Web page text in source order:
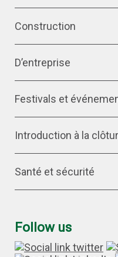
Construction
D’entreprise
Festivals et
Introduction à la
Santé et sécurité
Follow us